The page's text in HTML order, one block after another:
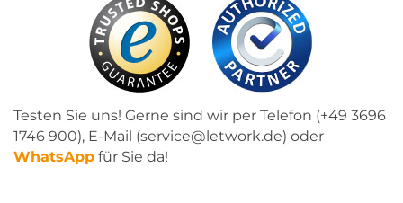
Testen Sie uns! Gerne sind wir per Telefon (+49 3696
1746 900), E-Mail (service@letwork.de) oder
WhatsApp für Sie da!